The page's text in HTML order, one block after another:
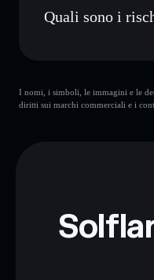
Quali sono i
App
mutevoli
I nomi, i simboli, le immagini e le
diritti sui marchi commerciali e i